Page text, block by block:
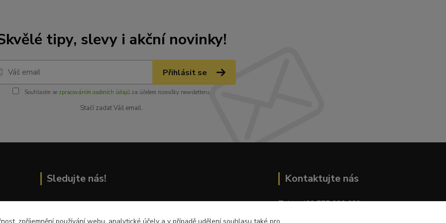
tipy, slevy i akční novinky!
Přihlásit se
Souhlasím se zpracováním osobních údajůza účelem rozesílky newsletteru.
Stačí zadat Váš email.
Sledujte nás! Kontaktujte nás
Tel.: + 420 777 282 683